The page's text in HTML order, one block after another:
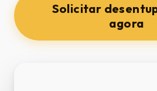
Solicitar
agora